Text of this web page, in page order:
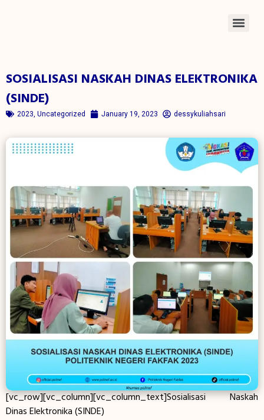
SOSIALISASI NASKAH DINAS ELEKTRONIKA
(SINDE)
2023, Uncategorized January 19, 2023 dessykuliahsari
[vc_row][vc_column][vc_column_text]Sosialisasi Naskah
Dinas Elektronika (SINDE)